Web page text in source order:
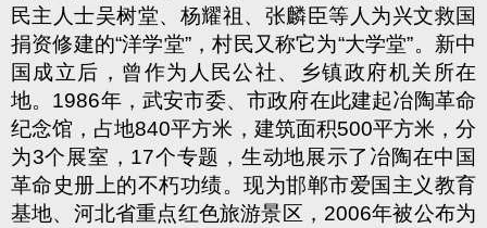
民主人士吴树堂、杨耀祖、张麟臣等人为兴文救国
捐资修建的“洋学堂”，村民又称它为“大学堂”。新中
国成立后，曾作为人民公社、乡镇政府机关所在
地。 1986年，武安市委、市政府在此建起冶陶革命
纪念馆，占地840平方米，建筑面积500平方米，分
为3个展室， 17个专题，生动地展示了冶陶在中国
革命史册上的不朽功绩。现为邯郸市爱国主义教育
基地、河北省重点红色旅游景区， 2006年被公布为